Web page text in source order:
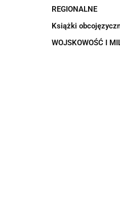
REGIONALNE
Książki
WOJSKOWOŚĆ I